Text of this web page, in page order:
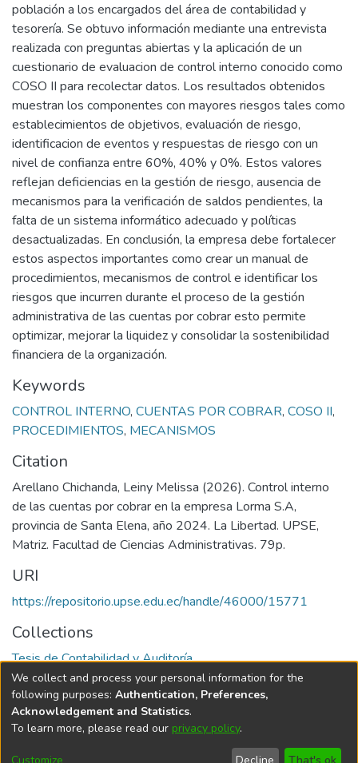
población a los encargados del área de contabilidad y
tesorería. Se obtuvo información mediante una entrevista
realizada con preguntas abiertas y la aplicación de un
cuestionario de evaluacion de control interno conocido como
COSO II para recolectar datos. Los resultados obtenidos
muestran los componentes con mayores riesgos tales como
establecimientos de objetivos, evaluación de riesgo,
identificacion de eventos y respuestas de riesgo con un
nivel de confianza entre 60%, 40% y 0%. Estos valores
reflejan deficiencias en la gestión de riesgo, ausencia de
mecanismos para la verificación de saldos pendientes, la
falta de un sistema informático adecuado y políticas
desactualizadas. En conclusión, la empresa debe fortalecer
estos aspectos importantes como crear un manual de
procedimientos, mecanismos de control e identificar los
riesgos que incurren durante el proceso de la gestión
administrativa de las cuentas por cobrar esto permite
optimizar, mejorar la liquidez y consolidar la sostenibilidad
financiera de la organización.
Keywords
CONTROL INTERNO, CUENTAS POR COBRAR, COSO II,
PROCEDIMIENTOS, MECANISMOS
Citation
Arellano Chichanda, Leiny Melissa (2026). Control interno
de las cuentas por cobrar en la empresa Lorma S.A,
provincia de Santa Elena, año 2024. La Libertad. UPSE,
Matriz. Facultad de Ciencias Administrativas. 79p.
URI
https://repositorio.upse.edu.ec/handle/46000/15771
Collections
Tesis de Contabilidad y Auditoría
Full item page
DSpace softwarecopyright © 2002-2026
Cookie End User Send
We collect and process your personal information for the
following purposes: Authentication, Preferences,
Acknowledgement and Statistics.
To learn more, please read our privacy policy.